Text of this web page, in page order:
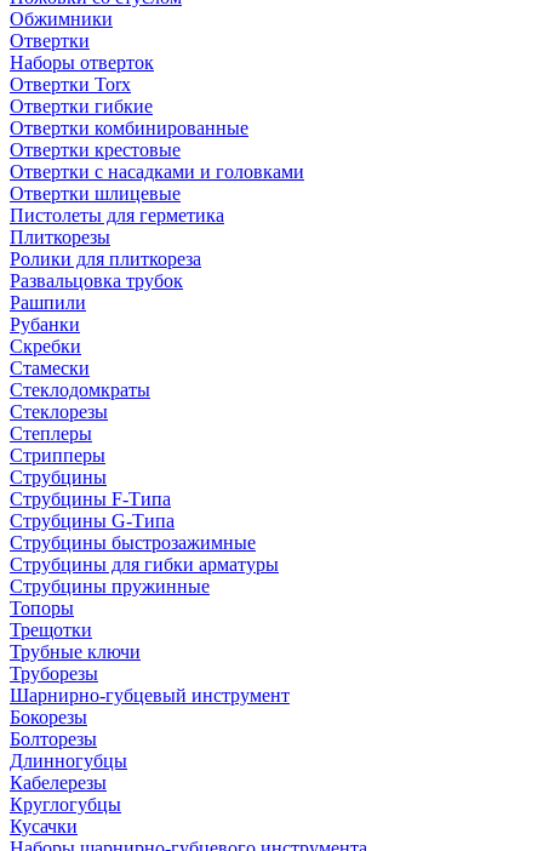
Обжимники
Отвертки
Наборы отверток
Отвертки Torx
Отвертки гибкие
Отвертки комбинированные
Отвертки крестовые
Отвертки с насадками и головками
Отвертки шлицевые
Пистолеты для герметика
Плиткорезы
Ролики для плиткореза
Развальцовка трубок
Рашпили
Рубанки
Скребки
Стамески
Стеклодомкраты
Стеклорезы
Степлеры
Стрипперы
Струбцины
Струбцины F-Типа
Струбцины G-Типа
Струбцины быстрозажимные
Струбцины для гибки арматуры
Струбцины пружинные
Топоры
Трещотки
Трубные ключи
Труборезы
Шарнирно-губцевый инструмент
Бокорезы
Болторезы
Длинногубцы
Кабелерезы
Круглогубцы
Кусачки